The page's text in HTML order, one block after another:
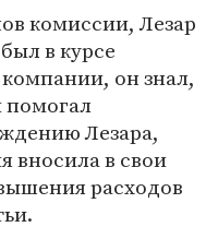
комиссии, Лезар
в курсе
он знал,
помогал
Лезара,
вносила в свои
расходов